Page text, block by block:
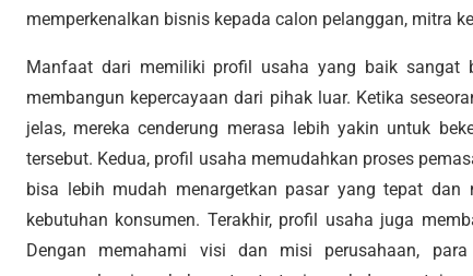
memperkenalkan bisnis kepada calon pelanggan, mitra
Manfaat dari memiliki profil usaha yang baik sangat
membangun kepercayaan dari pihak luar. Ketika
jelas, mereka cenderung merasa lebih yakin untuk
tersebut. Kedua, profil usaha memudahkan proses
bisa lebih mudah menargetkan pasar yang tepat dan
kebutuhan konsumen. Terakhir, profil usaha juga
Dengan memahami visi dan misi perusahaan,